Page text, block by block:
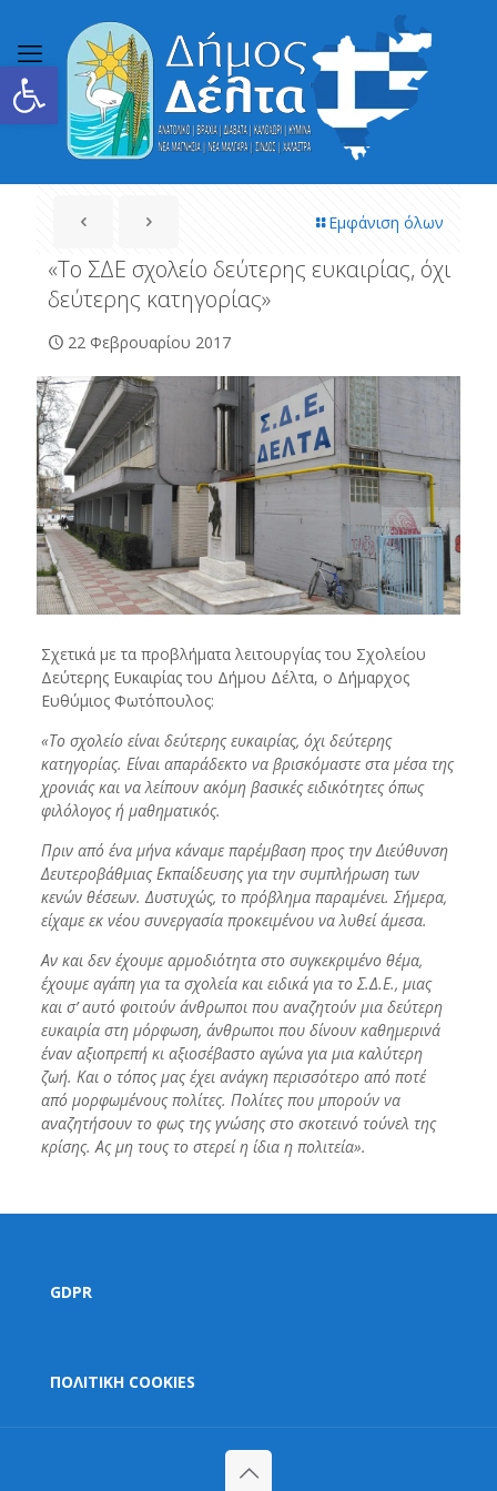
Ανοίξτε τη γραμμή εργαλείων
Εμφάνιση όλων
«Το ΣΔΕ σχολείο δεύτερης ευκαιρίας, όχι
δεύτερης κατηγορίας»
22 Φεβρουαρίου 2017
Σχετικά με τα προβλήματα λειτουργίας του Σχολείου
Δεύτερης Ευκαιρίας του Δήμου Δέλτα, ο Δήμαρχος
Ευθύμιος Φωτόπουλος:
«Το σχολείο είναι δεύτερης ευκαιρίας, όχι δεύτερης
κατηγορίας. Είναι απαράδεκτο να βρισκόμαστε στα μέσα της
χρονιάς και να λείπουν ακόμη βασικές ειδικότητες όπως
φιλόλογος ή μαθηματικός.
Πριν από ένα μήνα κάναμε παρέμβαση προς την Διεύθυνση
Δευτεροβάθμιας Εκπαίδευσης για την συμπλήρωση των
κενών θέσεων. Δυστυχώς, το πρόβλημα παραμένει. Σήμερα,
είχαμε εκ νέου συνεργασία προκειμένου να λυθεί άμεσα.
Αν και δεν έχουμε αρμοδιότητα στο συγκεκριμένο θέμα,
έχουμε αγάπη για τα σχολεία και ειδικά για το Σ.Δ.Ε., μιας
και σ’ αυτό φοιτούν άνθρωποι που αναζητούν μια δεύτερη
ευκαιρία στη μόρφωση, άνθρωποι που δίνουν καθημερινά
έναν αξιοπρεπή κι αξιοσέβαστο αγώνα για μια καλύτερη
ζωή. Και ο τόπος μας έχει ανάγκη περισσότερο από ποτέ
από μορφωμένους πολίτες. Πολίτες που μπορούν να
αναζητήσουν το φως της γνώσης στο σκοτεινό τούνελ της
κρίσης. Ας μη τους το στερεί η ίδια η πολιτεία».
GDPR
ΠΟΛΙΤΙΚΗ COOKIES